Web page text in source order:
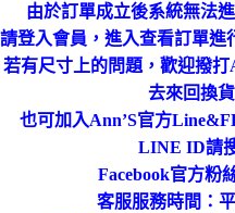
由於訂單成立後系統無法
請登入會員，進入查看訂單進
若有尺寸上的問題，歡迎撥打
去來回換
也可加入Ann’S官方
LINE ID請
Facebook官方粉
客服服務時間：